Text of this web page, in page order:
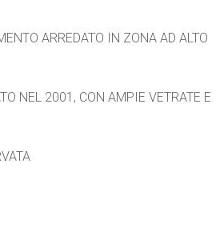
ARREDATO IN ZONA AD ALTO
NEL 2001, CON AMPIE VETRATE E